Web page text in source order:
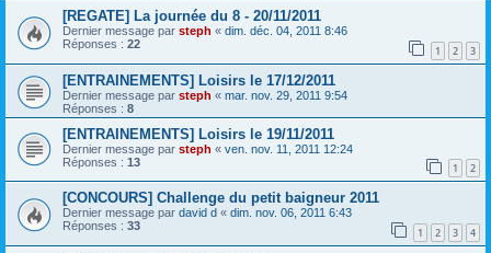
[REGATE] La journée du 8 - 20/11/2011
Dernier message par steph « dim. déc. 04, 2011 8:46
Réponses : 22 1 2 3
[ENTRAINEMENTS] Loisirs le 17/12/2011
Dernier message par steph « mar. nov. 29, 2011 9:54
Réponses : 8
[ENTRAINEMENTS] Loisirs le 19/11/2011
Dernier message par steph « ven. nov. 11, 2011 12:24
Réponses : 13 1 2
[CONCOURS] Challenge du petit baigneur 2011
Dernier message par david d « dim. nov. 06, 2011 6:43
Réponses : 33 1 2 3 4